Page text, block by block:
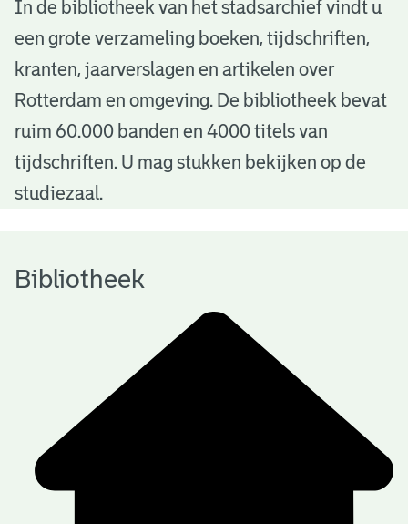
B
b
o
h
In de bibliotheek van het stadsarchief vindt u
een grote verzameling boeken, tijdschriften,
kranten, jaarverslagen en artikelen over
Rotterdam en omgeving. De bibliotheek bevat
ruim 60.000 banden en 4000 titels van
tijdschriften. U mag stukken bekijken op de
studiezaal.
Bibliotheek